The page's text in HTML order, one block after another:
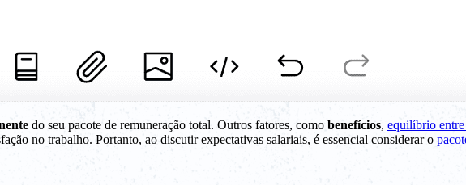
do seu pacote de remuneração total. Outros fatores, como benefícios, equilíbrio
no trabalho. Portanto, ao discutir expectativas salariais, é essencial considerar o